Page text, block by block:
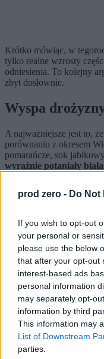
prod zero - Do
If you wish to opt-out
your personal or
please use the below
that after your opt-out
interest-based ads
personal information
may separately opt-
information by third
This information may
List of Downstream
parties.
Krótko mówiąc, w
tylko realne wzrosty
odniesienia. To kolejny
zbyt dosłownie.
Wyspa
A najważniejsze jest to,
porównaniu z okresem
pomarańcze, sok
wyraźnie potaniały
ważny sygnał: nie
kategoriami.
Porównanie z ubiegłym
dobrze znanego,
Wielkanocą 2025
świętami spadł do
eksperci platformy
świąteczne produkty
przy blisko 14-proc.
Reklama
Reklama